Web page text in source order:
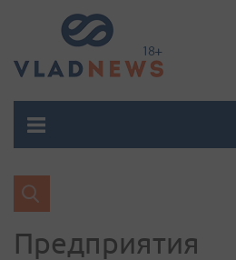
Предприятия